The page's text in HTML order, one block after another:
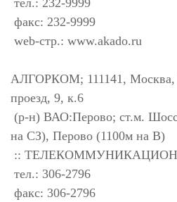
тел.: 232-9999
факс: 232-9999
web-стр.: www.akado.ru
АЛГОРКОМ; 111141, Москва,
проезд, 9, к.6
(р-н) ВАО:Перово; ст.м.
на СЗ), Перово (1100м на В)
::
тел.: 306-2796
факс: 306-2796